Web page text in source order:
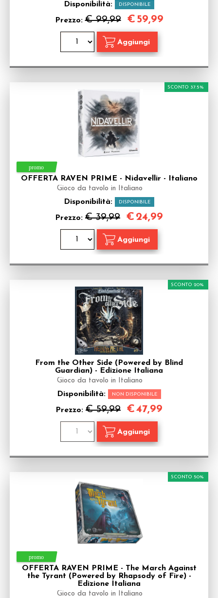
Disponibilità: DISPONIBILE
Prezzo:€ 99,99 € 59,99
OFFERTA RAVEN PRIME - Nidavellir - Italiano
Gioco da tavolo in Italiano
Disponibilità: DISPONIBILE
Prezzo: € 39,99
SCONTO 37.5%
€ 24,99
From the Other Side (Powered by Blind
Guardian) - Edizione Italiana
Gioco da tavolo in Italiano
Disponibilità: NON DISPONIBILE
Prezzo: € 59,99
SCONTO 20%
€47,99
OFFERTA RAVEN PRIME - The March Against
the Tyrant (Powered by Rhapsody of Fire) -
Edizione Italiana
Gioco da tavolo in Italiano
SCONTO 50%